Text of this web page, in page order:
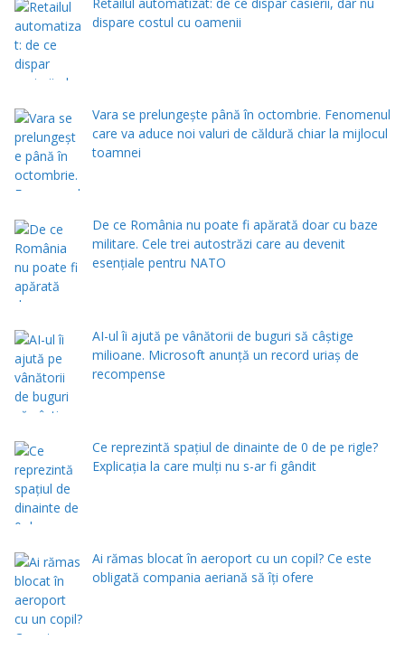
dispare costul cu oamenii
Vara se prelungeşte până în octombrie. Fenomenul
care va aduce noi valuri de căldură chiar la mijlocul
toamnei
De ce România nu poate fi apărată doar cu baze
militare. Cele trei autostrăzi care au devenit
esențiale pentru NATO
AI-ul îi ajută pe vânătorii de buguri să câștige
milioane. Microsoft anunță un record uriaș de
recompense
Ce reprezintă spaţiul de dinainte de 0 de pe rigle?
Explicaţia la care mulţi nu s-ar fi gândit
Ai rămas blocat în aeroport cu un copil? Ce este
obligată compania aeriană să îți ofere